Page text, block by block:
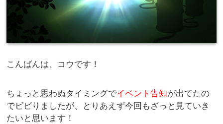
こんばんは、コウです！
ちょっと思わぬタイミングでイベント告知が出てたの
でビビりましたが、とりあえず今回もざっと見ていき
たいと思います！